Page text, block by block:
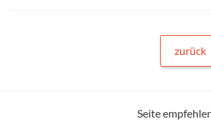
zurück
Seite